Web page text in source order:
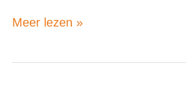
Meer lezen »